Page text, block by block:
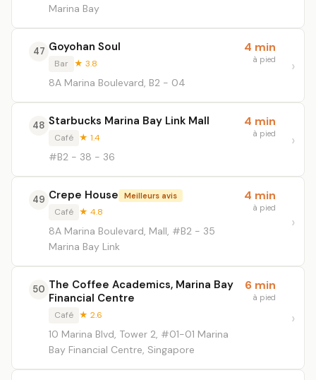
Marina Bay
47 Goyohan Soul
Bar ★ 3.8
8A Marina Boulevard, B2 - 04
4 min
à pied
48 Starbucks Marina Bay Link Mall
Café ★ 1.4
#B2 - 38 - 36
4 min
à pied
49 Crepe House Meilleurs avis
Café ★ 4.8
8A Marina Boulevard, Mall, #B2 - 35
Marina Bay Link
4 min
à pied
50 The Coffee Academics, Marina Bay
Financial Centre
Café ★ 2.6
10 Marina Blvd, Tower 2, #01-01 Marina
Bay Financial Centre, Singapore
6 min
à pied